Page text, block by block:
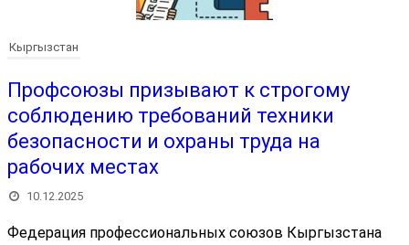
Кыргызстан
Профсоюзы призывают к строгому
соблюдению требований техники
безопасности и охраны труда на
рабочих местах
10.12.2025
Федерация профессиональных союзов Кыргызстана